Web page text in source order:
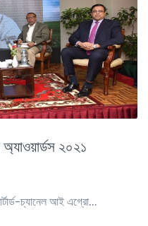
অ্যাওয়ার্ডস ২০২১
চ্যানেল আই এগ্রো...